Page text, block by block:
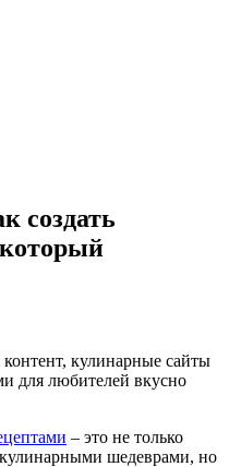
создать
кулинарные сайты
для любителей вкусно
– это не только
шедеврами, но